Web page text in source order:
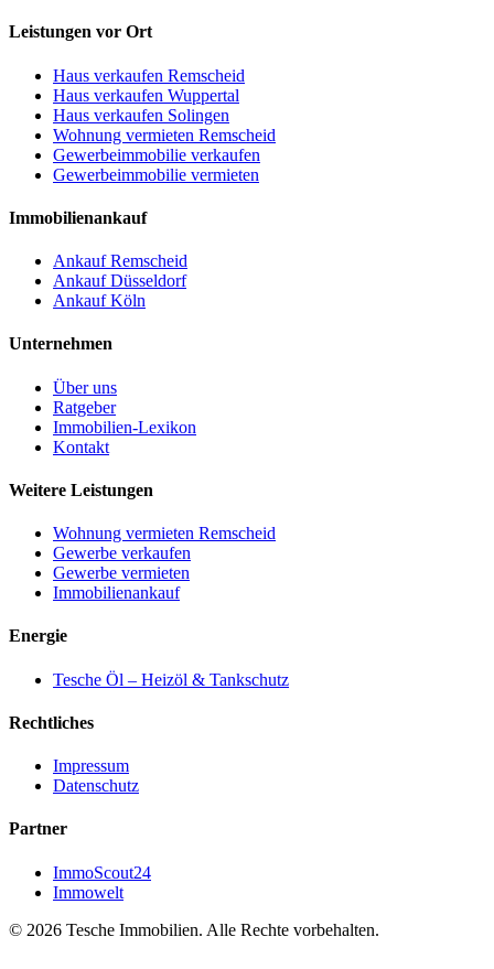
Leistungen vor Ort
Haus verkaufen Remscheid
Haus verkaufen Wuppertal
Haus verkaufen Solingen
Wohnung vermieten Remscheid
Gewerbeimmobilie verkaufen
Gewerbeimmobilie vermieten
Immobilienankauf
Ankauf Remscheid
Ankauf Düsseldorf
Ankauf Köln
Unternehmen
Über uns
Ratgeber
Immobilien-Lexikon
Kontakt
Weitere Leistungen
Wohnung vermieten Remscheid
Gewerbe verkaufen
Gewerbe vermieten
Immobilienankauf
Energie
Tesche Öl – Heizöl & Tankschutz
Rechtliches
Impressum
Datenschutz
Partner
ImmoScout24
Immowelt
© 2026 Tesche Immobilien. Alle Rechte vorbehalten.